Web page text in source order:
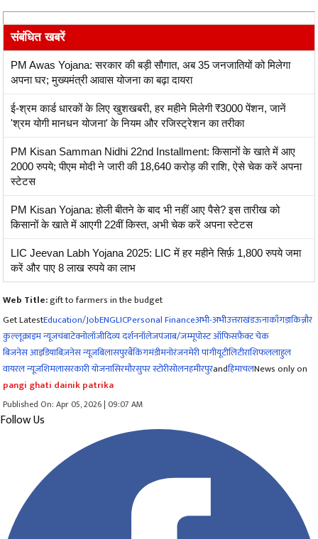
संबंधित खबरें
PM Awas Yojana: सरकार की बड़ी सौगात, अब 35 जनजातियों को मिलेगा
अपना घर; मुख्यमंत्री आवास योजना का बढ़ा दायरा
ई-श्रम कार्ड धारकों के लिए खुशखबरी, हर महीने मिलेगी ₹3000 पेंशन, जानें
'श्रम योगी मानधन योजना' के नियम और रजिस्ट्रेशन का तरीका
PM Kisan Samman Nidhi 22nd Installment: किसानों के खाते में आए
2000 रुपये; पीएम मोदी ने जारी की 18,640 करोड़ की राशि, ऐसे चेक करें अपना
स्टेटस
PM Kisan Yojana: होली बीतने के बाद भी नहीं आए पैसे? इस तारीख को
किसानों के खाते में आएगी 22वीं किस्त, अभी चेक करें अपना स्टेटस
LIC Jeevan Labh Yojana 2025: LIC में हर महीने सिर्फ़ 1,800 रुपये जमा
करें और पाए 8 लाख रुपये का लाभ
Web Title:gift to farmers in the budget
Get LatestEducation/JobENGLICPersonal Financeअभी-अभीउत्तराखंडऊनाकाँगड़ाकिन्नौर
कुल्लूक्राइम न्यूजचंबाटेक्नोलॉजीदिव्य दर्शननॉलेजपंजाब/जम्मूपोस्ट ऑफिसफ़ैक्ट चेक
बिजनेस आइडियाबिज़नेस न्यूज़बिलासपुरबैंकिंगमंडीमनोरंजनमेरी पांगीयूटीलिटीराशिफललाहुल
वायरल न्यूज़शिमलासरकारी योजनासिरमौरसुपर स्टोरीसोलनहमीरपुरandहिमाचलNews only on
pangi ghati dainik patrika
Published On: Apr 05, 2026 | 09:07 AM
Follow Us